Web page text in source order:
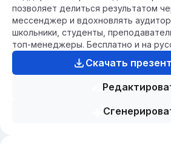
позволяет делиться результатом
мессенджер и вдохновлять
школьники, студенты,
топ-менеджеры. Бесплатно и на
Скачать